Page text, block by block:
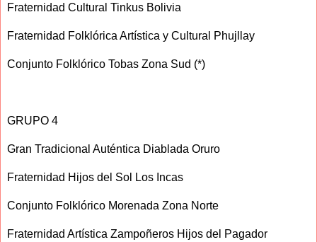
Fraternidad Cultural Tinkus Bolivia
Fraternidad Folklórica Artística y Cultural Phujllay
Conjunto Folklórico Tobas Zona Sud (*)
GRUPO 4
Gran Tradicional Auténtica Diablada Oruro
Fraternidad Hijos del Sol Los Incas
Conjunto Folklórico Morenada Zona Norte
Fraternidad Artística Zampoñeros Hijos del Pagador